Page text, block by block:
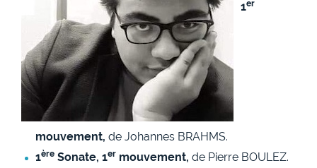
1er
mouvement, de Johannes BRAHMS.
1ère Sonate, 1er mouvement, de Pierre BOULEZ.